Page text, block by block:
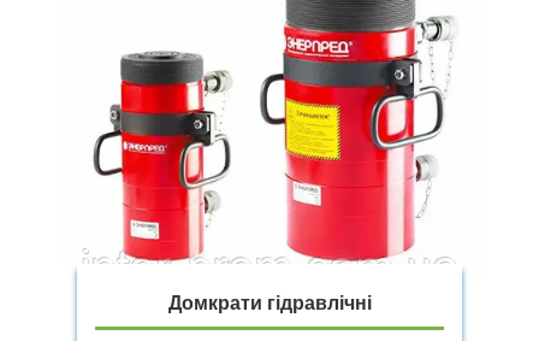
Домкрати гідравлічні